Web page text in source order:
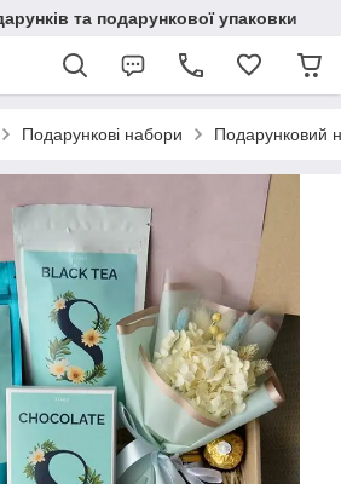
та подарункової упаковки
Подарункові набори Подарунковий